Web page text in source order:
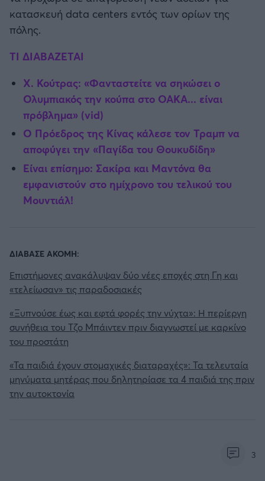
κατασκευή data centers εντός των ορίων της
πόλης.
TI ΔΙΑΒΑΖΕΤΑΙ
Χ. Κούτρας: «Φανταστείτε να σηκώσει ο
Ολυμπιακός την κούπα στο ΟΑΚΑ... είναι
πρόβλημα» (vid)
Ο Πρόεδρος της Κίνας κάλεσε τον Τραμπ να
αποφύγει την «Παγίδα του Θουκυδίδη»
Είναι επίσημο: Σακίρα και Μαντόνα θα
εμφανιστούν στο ημίχρονο του τελικού του
Μουντιάλ!
ΔΙΑΒΑΣΕ ΑΚΟΜΗ:
Επιστήμονες ανακάλυψαν δύο νέες εποχές στη Γη και
«τελείωσαν» τις παραδοσιακές
«Ξυπνούσε έως και εφτά φορές την νύχτα»: Η περίεργη
συνήθεια του Τζο Μπάιντεν πριν διαγνωστεί με καρκίνο
του προστάτη
«Τα παιδιά έχουν στομαχικές διαταραχές»: Τα τελευταία
μηνύματα μητέρας που δηλητηρίασε τα 4 παιδιά της πριν
την αυτοκτονία
3